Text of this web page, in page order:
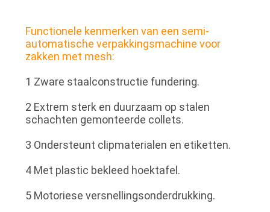
Functionele kenmerken van een semi-
automatische verpakkingsmachine voor
zakken met mesh:
1 Zware staalconstructie fundering.
2 Extrem sterk en duurzaam op stalen
schachten gemonteerde collets.
3 Ondersteunt clipmaterialen en etiketten.
4 Met plastic bekleed hoektafel.
5 Motoriese versnellingsonderdrukking.